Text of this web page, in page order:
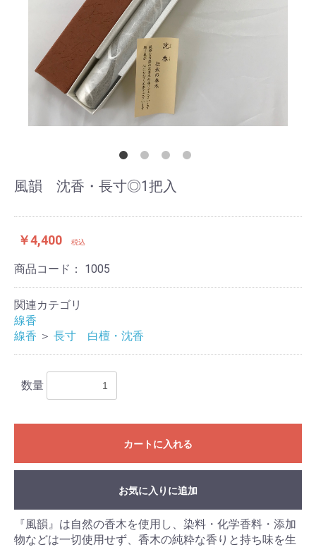
風韻 沈香・長寸◎1把入
￥4,400 税込
商品コード： 1005
関連カテゴリ
線香
線香 ＞ 長寸 白檀・沈香
数量
カートに入れる
お買い物を続ける カートへ進む
お気に入りに追加
『風韻』は自然の香木を使用し、染料・化学香料・添加
物などは一切使用せず、香木の純粋な香りと持ち味を生